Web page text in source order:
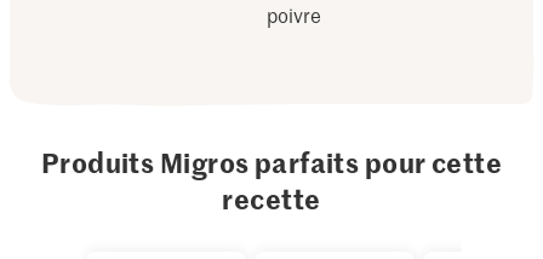
poivre
Produits Migros parfaits pour cette
recette